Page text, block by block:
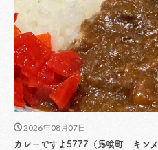
2026年08月07日
カレーですよ5777（馬喰町 キンメ